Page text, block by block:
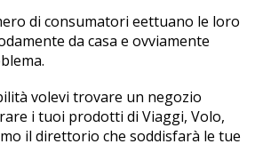
di consumatori effettuano le loro
da casa e ovviamente
volevi trovare un negozio
i tuoi prodotti di Viaggi, Volo,
il direttorio che soddisfarà le tue